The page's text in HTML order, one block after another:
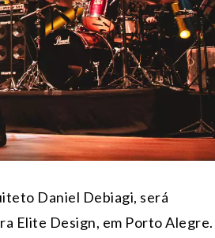
Daniel Debiagi, será
Elite Design, em Porto Alegre.